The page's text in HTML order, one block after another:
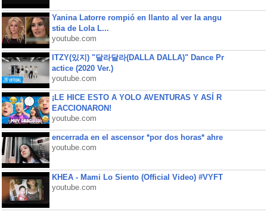
Yanina Latorre rompió en llanto al ver la angu
stia de Lola L...
youtube.com
ITZY(있지) "달라달라(DALLA DALLA)" Dance Pr
actice (2020 Ver.)
youtube.com
¡LE HICE ESTO A YOLO AVENTURAS Y ASÍ R
EACCIONARON!
youtube.com
encerrada en el ascensor *por dos horas* ahre
youtube.com
KHEA - Mami Lo Siento (Official Video) #VYFT
youtube.com